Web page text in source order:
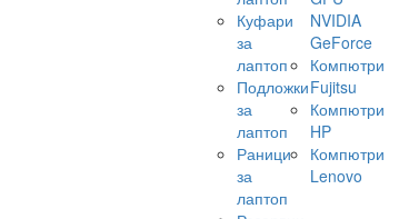
Куфари
за
лаптоп
Подложки
за
лаптоп
Раници
за
лаптоп
NVIDIA
GeForce
Компютри
Fujitsu
Компютри
HP
Компютри
Lenovo